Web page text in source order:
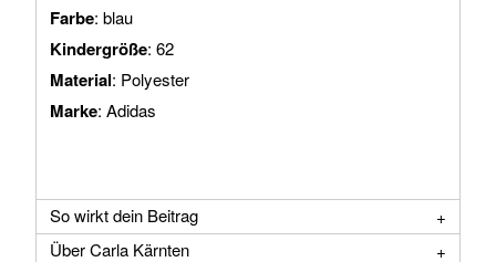
Farbe: blau
Kindergröße: 62
Material: Polyester
Marke: Adidas
So wirkt dein Beitrag
Über Carla Kärnten